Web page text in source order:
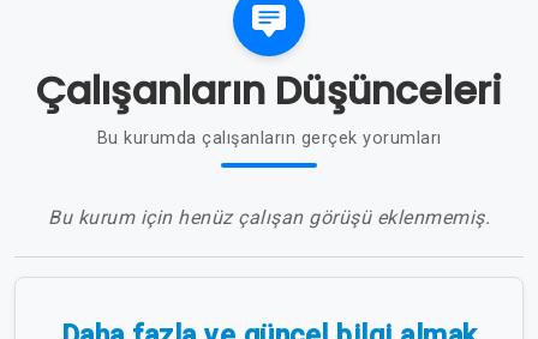
Çalışanların Düşünceleri
Bu kurumda çalışanların gerçek yorumları
Bu kurum için henüz çalışan görüşü eklenmemiş.